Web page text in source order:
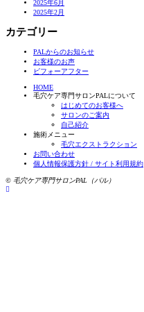
2025年6月
2025年2月
カテゴリー
PALからのお知らせ
お客様のお声
ビフォーアフター
HOME
毛穴ケア専門サロンPALについて
はじめてのお客様へ
サロンのご案内
自己紹介
施術メニュー
毛穴エクストラクション
お問い合わせ
個人情報保護方針 / サイト利用規約
© 毛穴ケア専門サロンPAL（パル）